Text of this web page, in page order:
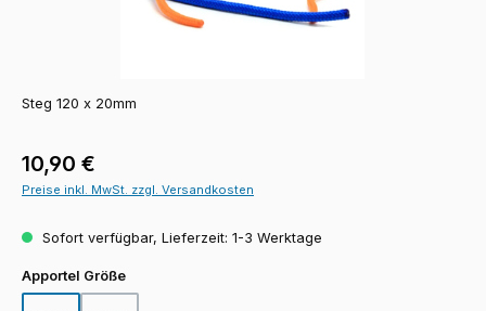
Steg 120 x 20mm
Regulärer Preis:
10,90 €
Preise inkl. MwSt. zzgl. Versandkosten
Sofort verfügbar, Lieferzeit: 1-3 Werktage
Apportel Größeauswählen